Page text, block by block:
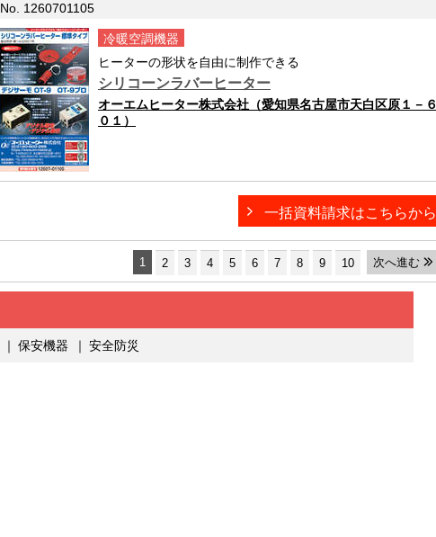
No. 1260701105
冷暖空調機器
ヒーターの形状を自由に制作できる
シリコーンラバーヒーター
オーエムヒーター株式会社（愛知県名古屋市天白区原１－６
０１）
一括資料請求はこちらから
1 2 3 4 5 6 7 8 9 10 次へ進む
｜ 保安機器 ｜ 安全防災